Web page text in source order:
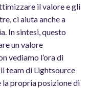
il valore e gli
ci aiuta anche a
In sintesi, questo
un valore
vediamo l’ora di
team di Lightsource
propria posizione di